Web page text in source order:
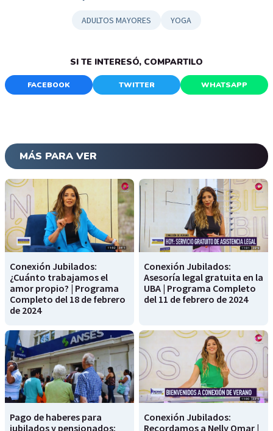
ADULTOS MAYORES YOGA
SI TE INTERESÓ, COMPARTILO
FACEBOOK TWITTER WHATSAPP
MÁS PARA VER
Conexión Jubilados:
¿Cuánto trabajamos el
amor propio? | Programa
Completo del 18 de febrero
de 2024
Conexión Jubilados:
Asesoría legal gratuita en la
UBA | Programa Completo
del 11 de febrero de 2024
Pago de haberes para
jubilados y pensionados:
Conexión Jubilados:
Recordamos a Nelly Omar |